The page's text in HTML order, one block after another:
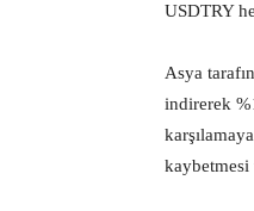
USDTRY
Asya
indirerek